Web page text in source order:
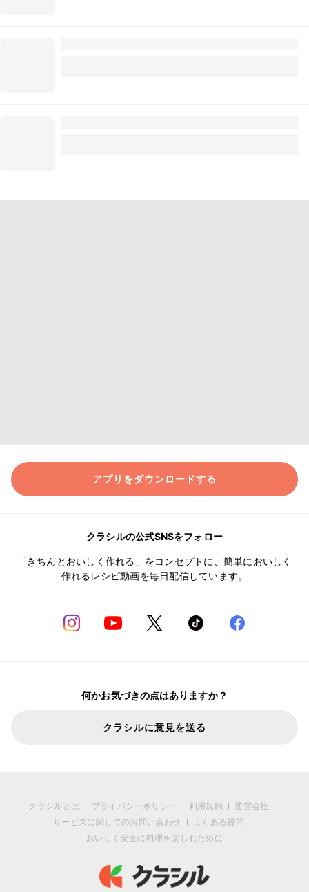
アプリをダウンロードする
クラシルの公式SNSをフォロー
「きちんとおいしく作れる」をコンセプトに、簡単においしく
作れるレシピ動画を毎日配信しています。
何かお気づきの点はありますか？
クラシルに意見を送る
クラシルとは プライバシーポリシー 利用規約
運営会社
サービスに関してのお問い合わせ
よくある質問
おいしく安全に料理を楽しむために